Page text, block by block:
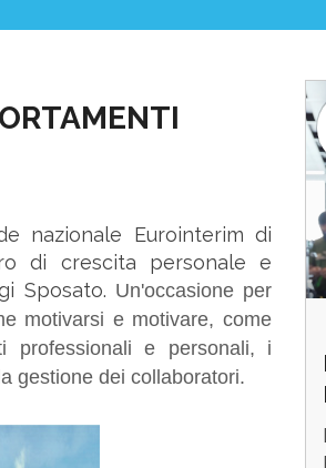
nazionale Eurointerim di
di crescita personale e
Sposato. Un'occasione per
motivarsi e motivare, come
professionali e personali, i
gestione dei collaboratori.